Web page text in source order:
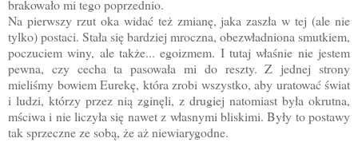
brakowało mi tego poprzednio.
Na pierwszy rzut oka widać też zmianę, jaka zaszła w tej (ale nie
tylko) postaci. Stała się bardziej mroczna, obezwładniona smutkiem,
poczuciem winy, ale także... egoizmem. I tutaj właśnie nie jestem
pewna, czy cecha ta pasowała mi do reszty. Z jednej strony
mieliśmy bowiem Eurekę, która zrobi wszystko, aby uratować świat
i ludzi, którzy przez nią zginęli, z drugiej natomiast była okrutna,
mściwa i nie liczyła się nawet z własnymi bliskimi. Były to postawy
tak sprzeczne ze sobą, że aż niewiarygodne.